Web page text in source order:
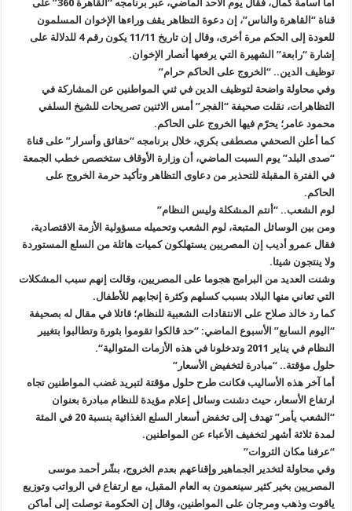
أما أسامة كمال، فقال يوم الأحد الماضي، عبر برنامجه “القاهرة 360” على
قناة “القاهرة والناس”، إن دعوة التظاهر يقف وراءها الإخوان المسلمون
للعودة إلى الحكم مرة أخرى، وقال إن تاريخ 11/11 يكون رقم 4 للدلالة على
إشارة “رابعة” الشهيرة التي يرفعها أنصار الإخوان.
توظيف الدين.. “الخروج على الحاكم حرام”
وفي محاولة واضحة لتوظيف الدين في ثني المواطنين عن المشاركة في
التظاهرات، نقلت صحيفة “الفجر” أمس الاثنين تصريحات للشيخ السلفي
محمود عامر؛ يحرّم فيها الخروج على الحاكم.
كما أعلن الصحفي مصطفى بكري، خلال برنامجه “حقائق وأسرار” على قناة
“صدى البلد” يوم السبت الماضي، أن وزارة الأوقاف ستخصص خطب الجمعة
في الفترة المقبلة للتحذير من دعاوى التظاهر وتأكيد حرمة الخروج على
الحاكم.
لوم الشعب.. “أنتم المشكلة وليس النظام”
ومن بين الوسائل المتبعة، لوم الشعب وتحميله مسؤولية الأزمة الاقتصادية،
فقال عمرو أديب إن المصريين يستهلكون كميات هائلة من السلع المستوردة
ولا ينتجون شيئا.
وشنت العديد من البرامج هجوما على المصريين، وقالت إنهم سبب المشكلات
التي تعاني منها البلاد بسبب كسلهم وكثرة إنجابهم للأطفال.
كما رد خالد صلاح على الانتقادات الشعبية للنظام؛ قائلا في مقال له بصحيفة
“ اليوم السابع” الأسبوع الماضي: “حد قالكوا تقوموا بثورة وتطالبوا بتغيير
النظام في يناير 2011 وتدخلونا في هذه الأزمات المتوالية
“.
حلول مؤقتة.. “مبادرة لتخفيض الأسعار”
أما آخر هذه الأساليب فكانت طرح حلول مؤقتة لتبريد غضب المواطنين تجاه
ارتفاع الأسعار، حيث دشنت وسائل إعلام مؤيدة للنظام مبادرة بعنوان
“الشعب يأمر” تهدف إلى تخفض أسعار السلع الغذائية بنسبة 20 في المئة
لمدة ثلاثة أشهر لتخفيف الأعباء عن المواطنين.
“عرفنا مكان الثروات”
وفي محاولة لتخدير الجماهير وإقناعهم بعدم الخروج، بشّر أحمد موسى
المصريين بخير كثير سينعمون به العام المقبل، مع ارتفاع في الرواتب وتوزيع
ياقوت وذهب ومرجان على المواطنين، وقال إن الحكومة توصلت إلى أماكن